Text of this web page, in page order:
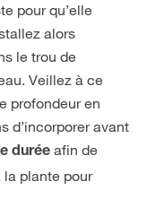
pour qu’elle
alors
le trou de
Veillez à ce
profondeur en
d’incorporer avant
durée afin de
plante pour